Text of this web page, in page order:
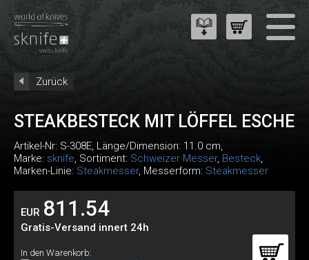
Zurück
STEAKBESTECK MIT LÖFFEL ESCHE
Artikel-Nr: S-308E, Länge/Dimension: 11.0 cm,
Marke: sknife, Sortiment: Schweizer Messer, Besteck,
Marken-Linie: Steakmesser, Messerform: Steakmesser
EUR 811.54
Gratis-Versand innert 24h
In den Warenkorb: